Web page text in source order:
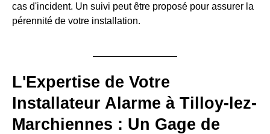
cas d'incident. Un suivi peut être proposé pour assurer la
pérennité de votre installation.
L'Expertise de Votre
Installateur Alarme à Tilloy-lez-
Marchiennes : Un Gage de